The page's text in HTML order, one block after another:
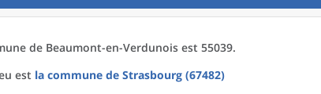
de Beaumont-en-Verdunois est 55039.
est la commune de Strasbourg (67482)